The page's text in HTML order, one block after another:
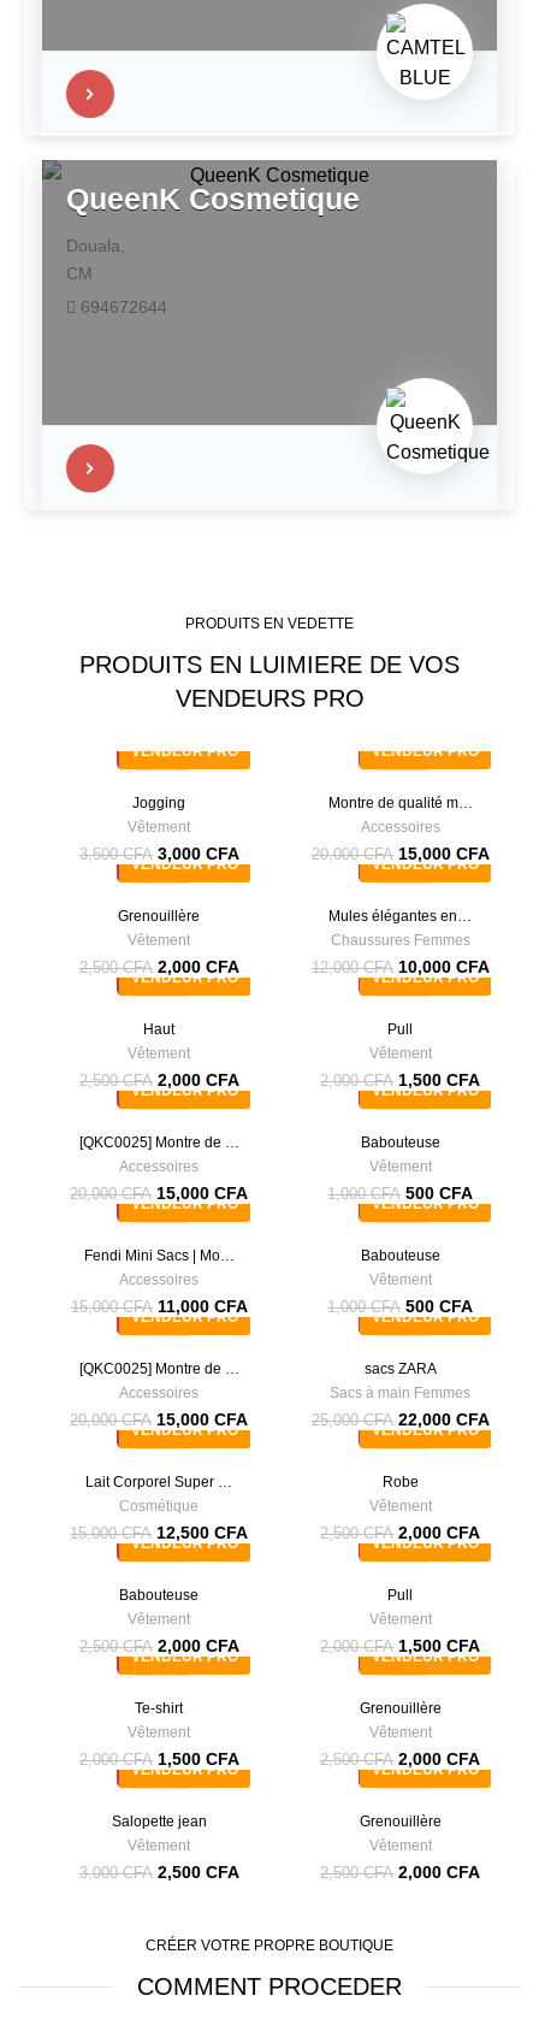
QueenK Cosmetique
Douala,
CM
694672644
PRODUITS EN VEDETTE
PRODUITS EN LUIMIERE DE VOS
VENDEURS PRO
VENDEUR PRO
Jogging
Vêtement
3,500CFA 3,000 CFA
VENDEUR PRO
Montre de qualité m…
Accessoires
20,000CFA 15,000 CFA
VENDEUR PRO
Grenouillère
Vêtement
2,500CFA 2,000 CFA
VENDEUR PRO
Mules élégantes en…
Chaussures Femmes
12,000CFA 10,000 CFA
VENDEUR PRO
Haut
Vêtement
2,500CFA 2,000 CFA
VENDEUR PRO
Pull
Vêtement
2,000CFA 1,500CFA
VENDEUR PRO
[QKC0025] Montre de …
Accessoires
20,000CFA 15,000CFA
VENDEUR PRO
Babouteuse
Vêtement
1,000CFA 500CFA
VENDEUR PRO
Fendi Mini Sacs | Mo…
Accessoires
15,000CFA 11,000 CFA
VENDEUR PRO
Babouteuse
Vêtement
1,000CFA 500CFA
VENDEUR PRO
[QKC0025] Montre de …
Accessoires
20,000CFA 15,000CFA
VENDEUR PRO
sacs ZARA
Sacs à main Femmes
25,000CFA 22,000 CFA
VENDEUR PRO
Lait Corporel Super …
Cosmétique
15,000CFA 12,500CFA
VENDEUR PRO
Robe
Vêtement
2,500CFA 2,000CFA
VENDEUR PRO
Babouteuse
Vêtement
2,500CFA 2,000 CFA
VENDEUR PRO
Pull
Vêtement
2,000CFA 1,500CFA
VENDEUR PRO
Te-shirt
Vêtement
2,000CFA 1,500 CFA
VENDEUR PRO
Grenouillère
Vêtement
2,500CFA 2,000CFA
VENDEUR PRO
Salopette jean
Vêtement
3,000CFA 2,500 CFA
VENDEUR PRO
Grenouillère
Vêtement
2,500CFA 2,000CFA
CRÉER VOTRE PROPRE BOUTIQUE
COMMENT PROCEDER